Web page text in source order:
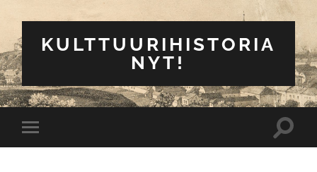
KULTTUURIHISTORIA
NYT!
Toggle
mobile
Toggle